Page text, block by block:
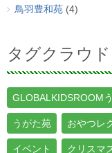
鳥羽豊和苑 (4)
タグクラウド
GLOBALKIDSROOM
うがた苑 おやつレ
イベント クリスマ